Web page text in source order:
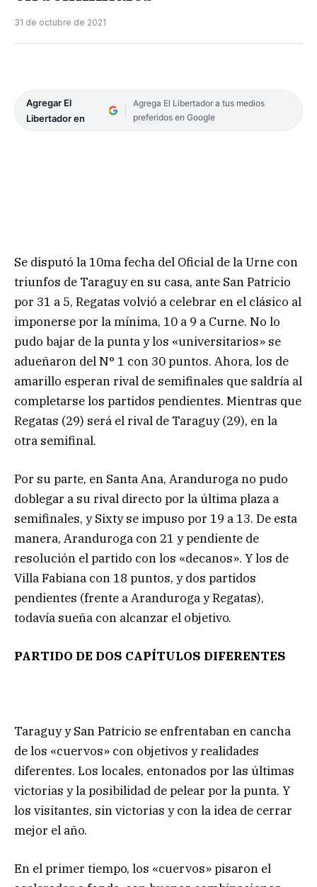
31 de octubre de 2021
Agregar El
Libertador en
Agrega El Libertador a tus medios
preferidos en Google
Se disputó la 10ma fecha del Oficial de la Urne con
triunfos de Taraguy en su casa, ante San Patricio
por 31 a 5, Regatas volvió a celebrar en el clásico al
imponerse por la mínima, 10 a 9 a Curne. No lo
pudo bajar de la punta y los «universitarios» se
adueñaron del N° 1 con 30 puntos. Ahora, los de
amarillo esperan rival de semifinales que saldría al
completarse los partidos pendientes. Mientras que
Regatas (29) será el rival de Taraguy (29), en la
otra semifinal.
Por su parte, en Santa Ana, Aranduroga no pudo
doblegar a su rival directo por la última plaza a
semifinales, y Sixty se impuso por 19 a 13. De esta
manera, Aranduroga con 21 y pendiente de
resolución el partido con los «decanos». Y los de
Villa Fabiana con 18 puntos, y dos partidos
pendientes (frente a Aranduroga y Regatas),
todavía sueña con alcanzar el objetivo.
PARTIDO DE DOS CAPÍTULOS DIFERENTES
Taraguy y San Patricio se enfrentaban en cancha
de los «cuervos» con objetivos y realidades
diferentes. Los locales, entonados por las últimas
victorias y la posibilidad de pelear por la punta. Y
los visitantes, sin victorias y con la idea de cerrar
mejor el año.
En el primer tiempo, los «cuervos» pisaron el